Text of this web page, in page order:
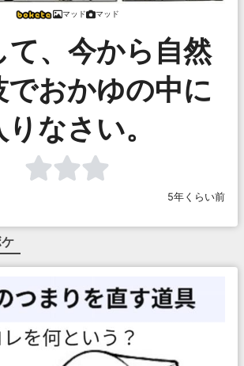
マッド マッド
て、今から自然
でおかゆの中に
りなさい。
5年くらい前